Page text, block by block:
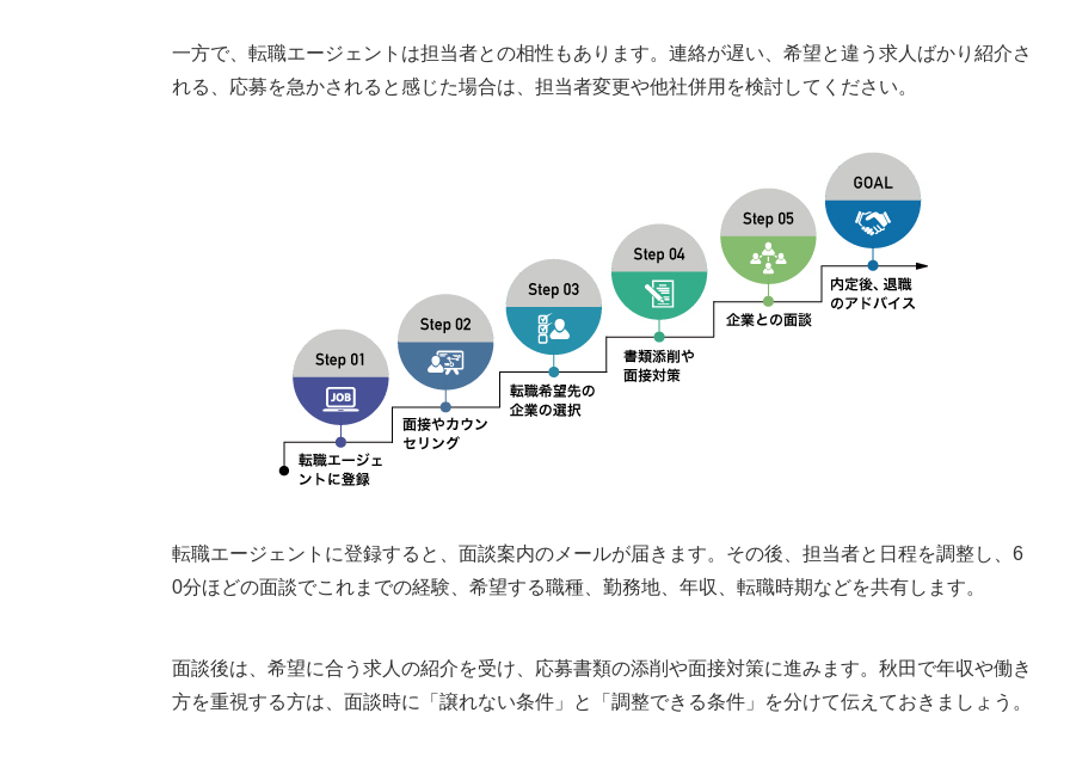
一方で、転職エージェントは担当者との相性もあります。連絡が遅い、希望と違う求人ばかり紹介さ
れる、応募を急かされると感じた場合は、担当者変更や他社併用を検討してください。
転職エージェントに登録すると、面談案内のメールが届きます。その後、担当者と日程を調整し、6
0分ほどの面談でこれまでの経験、希望する職種、勤務地、年収、転職時期などを共有します。
面談後は、希望に合う求人の紹介を受け、応募書類の添削や面接対策に進みます。秋田で年収や働き
方を重視する方は、面談時に「譲れない条件」と「調整できる条件」を分けて伝えておきましょう。